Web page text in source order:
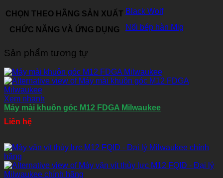
CHỌN THEO HÃNG SẢN XUẤT Black Wolf
CHỨC NĂNG VÀ ỨNG DỤNG Nối bép hàn Mig
Sản phẩm tương tự
Xem nhanh
Máy mài khuôn góc M12 FDGA Milwaukee
Liên hệ